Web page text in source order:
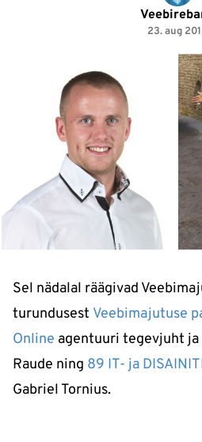
23. aug
Sel nädalal räägivad
turundusest Veebimajutuse
Online agentuuri tegevjuht
Raude ning 89 IT- ja
Gabriel Tornius.